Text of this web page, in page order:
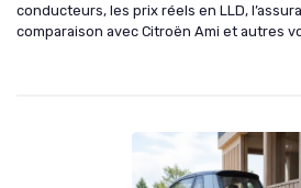
conducteurs, les prix réels en LLD,
comparaison avec Citroën Ami et autres